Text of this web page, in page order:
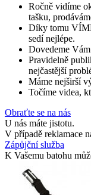
Ročně vidíme
tašku,
Díky tomu
sedí nejlépe.
Dovedeme
Pravidelně
nejčastější
Máme nejširší
Točíme videa,
Obraťte se na nás
U nás máte jistotu.
V případě reklamace
Zápůjční služba
K Vašemu batohu